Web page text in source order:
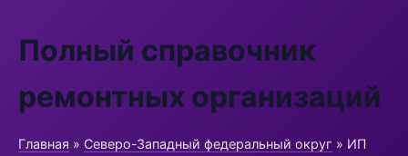
Полный справочник
ремонтных организаций
Главная » Северо-Западный федеральный округ » ИП